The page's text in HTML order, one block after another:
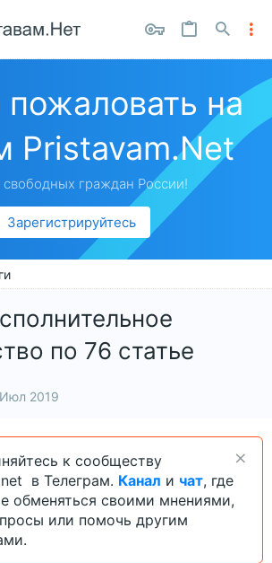
на
Pristavam.Net
граждан России!
Зарегистрируйтесь
по 76 статье
2019
к сообществу
в Телеграм. Канал и чат, где
обменяться своими мнениями,
или помочь другим